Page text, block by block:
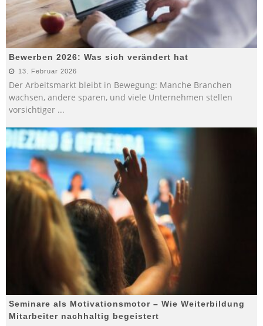
Bewerben 2026: Was sich verändert hat
13. Februar 2026
Der Arbeitsmarkt bleibt in Bewegung: Manche Branchen
wachsen, andere sparen, und viele Unternehmen stellen
vorsichtiger ...
Seminare als Motivationsmotor – Wie Weiterbildung
Mitarbeiter nachhaltig begeistert